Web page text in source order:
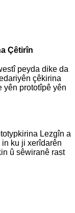
Çêtirîn
peyda dike da
çêkirina
yên prototîpê yên
Lezgîn a
ku ji xerîdarên
û sêwiranê rast